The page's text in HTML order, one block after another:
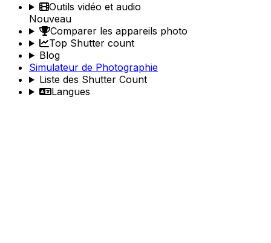
Outils vidéo et audio
Nouveau
Comparer les appareils photo
Top Shutter count
Blog
Simulateur de Photographie
Liste des Shutter Count
Langues